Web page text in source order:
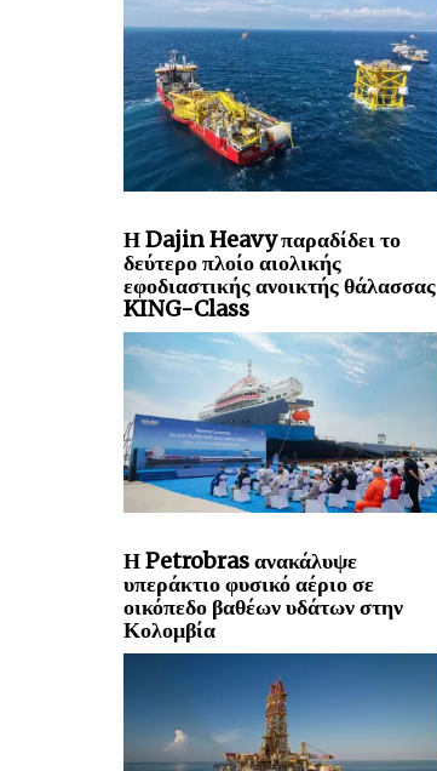
Η Dajin Heavy παραδίδει το
δεύτερο πλοίο αιολικής
εφοδιαστικής ανοικτής θάλασσας
KING-Class
Η Petrobras ανακάλυψε
υπεράκτιο φυσικό αέριο σε
οικόπεδο βαθέων υδάτων στην
Κολομβία